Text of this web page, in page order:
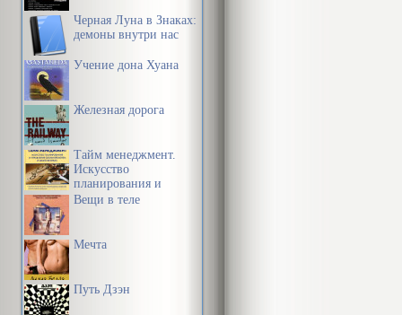
Черная Луна в Знаках:
демоны внутри нас
Учение дона Хуана
Железная дорога
Тайм менеджмент.
Искусство
планирования и
управления своим
Вещи в теле
Мечта
Путь Дзэн